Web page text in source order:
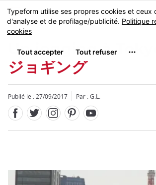
Skip
to
main
MENU
Un jogging à Tokyo
ジョギング
Publié le : 27/09/2017 Par : G.L.
Fermer